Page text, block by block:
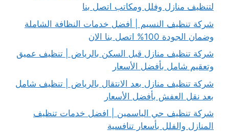
لتنظيف منازل وفلل ومكاتب اتصل بنا
شركة تنظيف النسيم | أفضل خدمات النظافة الشاملة
وضمان الجودة 100% اتصل بنا الان
شركة تنظيف منازل قبل السكن بالرياض | تنظيف عميق
وتعقيم شامل بأفضل الأسعار
شركة تنظيف منازل بعد الانتقال بالرياض | تنظيف شامل
بعد نقل العفش بأفضل الأسعار
شركة تنظيف حي الياسمين | افضل خدمات تنظيف
المنازل والفلل بأسعار تنافسية